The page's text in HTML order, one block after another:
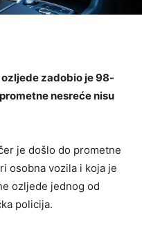
zadobio je 98-
nesreće nisu
je došlo do prometne
osobna vozila i koja je
ozljede jednog od
policija.